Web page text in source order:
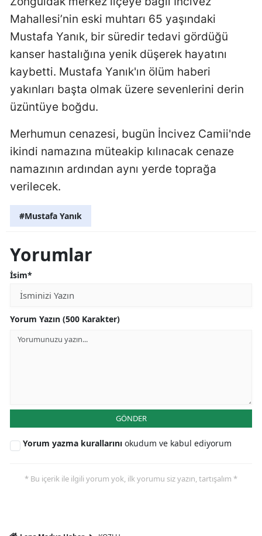
Mahallesi’nin eski muhtarı 65 yaşındaki
Mustafa Yanık, bir süredir tedavi gördüğü
kanser hastalığına yenik düşerek hayatını
kaybetti. Mustafa Yanık'ın ölüm haberi
yakınları başta olmak üzere sevenlerini derin
üzüntüye boğdu.
Merhumun cenazesi, bugün İncivez Camii'nde
ikindi namazına müteakip kılınacak cenaze
namazının ardından aynı yerde toprağa
verilecek.
#Mustafa Yanık
Yorumlar
İsim*
Yorum Yazın (500 Karakter)
GÖNDER
Yorum yazma kurallarını okudum ve kabul ediyorum
* Bu içerik ile ilgili yorum yok, ilk yorumu siz yazın, tartışalım *